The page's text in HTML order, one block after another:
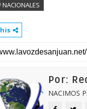
NACIONALES
Por:
NACIMOS